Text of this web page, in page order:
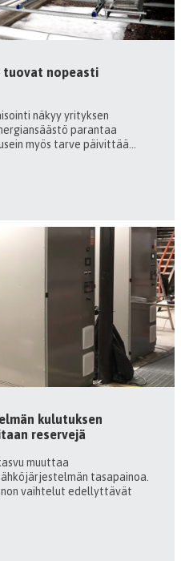
tuovat nopeasti
näkyy yrityksen
parantaa
myös tarve päivittää...
kulutuksen
reservejä
muuttaa
tasapainoa.
vaihtelut edellyttävät